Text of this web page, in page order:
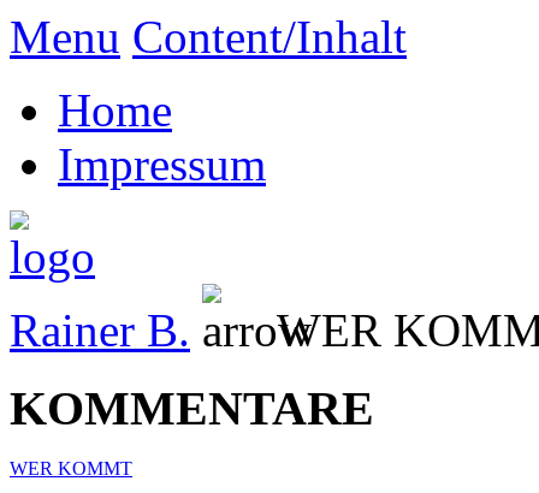
Menu Content/Inhalt
Home
Impressum
Rainer B. WER
KOMMENTARE
WER KOMMT